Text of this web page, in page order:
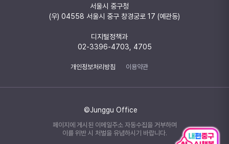
서울시 중구청
(우) 04558 서울시 중구 창경궁로 17 (예관동)
디지털정책과
02-3396-4703, 4705
개인정보처리방침 이용약관
©Junggu Office
페이지에 게시된 이메일주소 자동수집을 거부하며
이를 위반 시 처벌을 유념하시기 바랍니다.